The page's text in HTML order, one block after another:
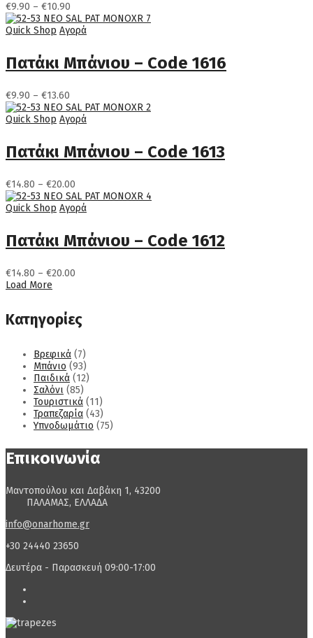
€9.90 – €10.90
range:
€9.90
€10.90
Quick Shop Αγορά
Πατάκι Μπάνιου – Code 1616
€9.90 – €13.60
range:
€9.90
€13.60
Quick Shop Αγορά
Πατάκι Μπάνιου – Code 1613
€14.80 – €20.00
range:
€14.80
€20.00
Quick Shop Αγορά
Πατάκι Μπάνιου – Code 1612
€14.80 – €20.00
€20.00
Load More
Κατηγορίες
Βρεφικά (7)
Μπάνιο (93)
Παιδικά (12)
Σαλόνι (85)
Τουριστικά (11)
Τραπεζαρία (43)
Υπνοδωμάτιο (75)
Επικοινωνία
Μαντοπούλου και Δαβάκη 1, 43200
ΠΑΛΑΜΑΣ, ΕΛΛΑΔΑ
info@onarhome.gr
+30 24440 23650
Δευτέρα - Παρασκευή 09:00-17:00